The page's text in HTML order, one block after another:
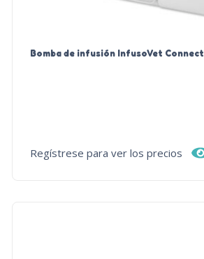
Bomba de infusión InfusoVet Connect
Regístrese para ver los precios